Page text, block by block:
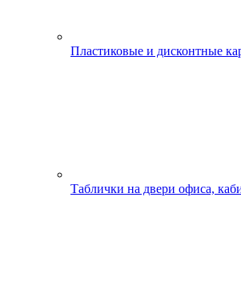
Пластиковые и дисконтные
Таблички на двери офиса,